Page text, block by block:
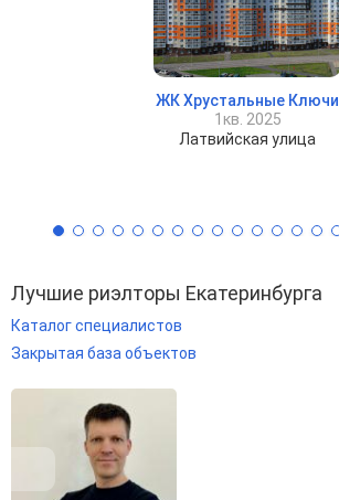
ЖК Хрустальные Ключи
1кв. 2025
Латвийская улица
Лучшие риэлторы Екатеринбурга
Каталог специалистов
Закрытая база объектов